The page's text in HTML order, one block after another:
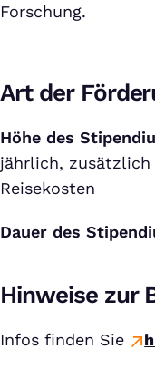
Forschung.
Art der
Höhe des
jährlich,
Reisekosten
Dauer des
Hinweise zur
Infos finden Sie